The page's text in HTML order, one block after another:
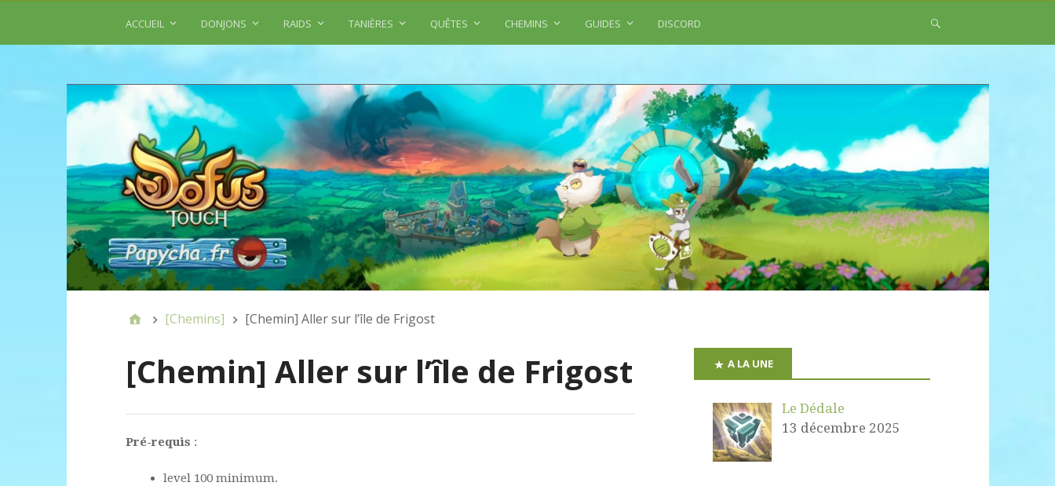
ACCUEIL DONJONS RAIDS TANIÈRES QUÊTES CHEMINS GUIDES DISCORD
[Chemins] [Chemin] Aller sur l’île de Frigost
[Chemin] Aller sur l’île de Frigost
Pré-requis :
level 100 minimum.
A LA UNE
Le Dédale
13 décembre 2025